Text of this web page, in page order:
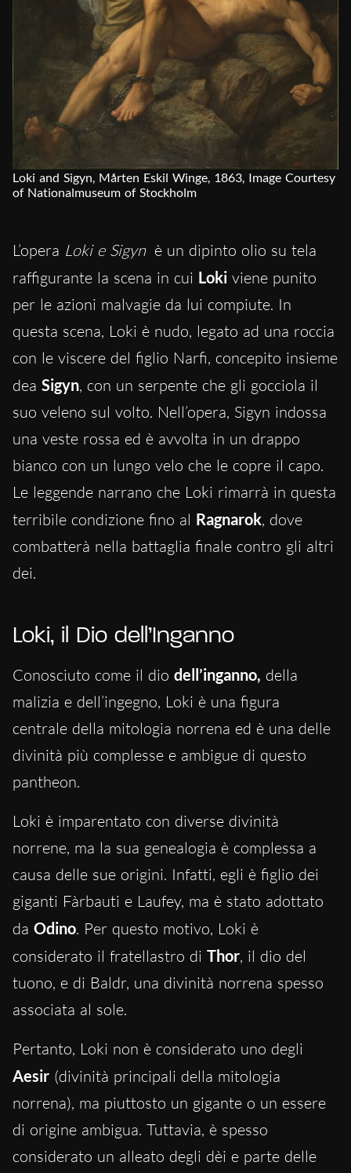
Loki and Sigyn, Mårten Eskil Winge, 1863, Image Courtesy
of Nationalmuseum of Stockholm
L’opera Loki e Sigyn è un dipinto olio su tela
raffigurante la scena in cui Loki viene punito
per le azioni malvagie da lui compiute. In
questa scena, Loki è nudo, legato ad una roccia
con le viscere del figlio Narfi, concepito insieme
dea Sigyn, con un serpente che gli gocciola il
suo veleno sul volto. Nell’opera, Sigyn indossa
una veste rossa ed è avvolta in un drappo
bianco con un lungo velo che le copre il capo.
Le leggende narrano che Loki rimarrà in questa
terribile condizione fino al Ragnarok, dove
combatterà nella battaglia finale contro gli altri
dei.
Loki, il Dio dell’Inganno
Conosciuto come il dio dell’inganno, della
malizia e dell’ingegno, Loki è una figura
centrale della mitologia norrena ed è una delle
divinità più complesse e ambigue di questo
pantheon.
Loki è imparentato con diverse divinità
norrene, ma la sua genealogia è complessa a
causa delle sue origini. Infatti, egli è figlio dei
giganti Fàrbauti e Laufey, ma è stato adottato
da Odino. Per questo motivo, Loki è
considerato il fratellastro di Thor, il dio del
tuono, e di Baldr, una divinità norrena spesso
associata al sole.
Pertanto, Loki non è considerato uno degli
Aesir (divinità principali della mitologia
norrena), ma piuttosto un gigante o un essere
di origine ambigua. Tuttavia, è spesso
considerato un alleato degli dèi e parte delle